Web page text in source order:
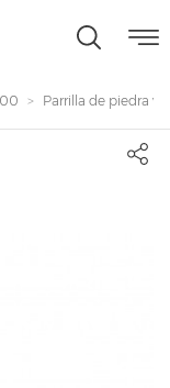
Parrilla de piedra